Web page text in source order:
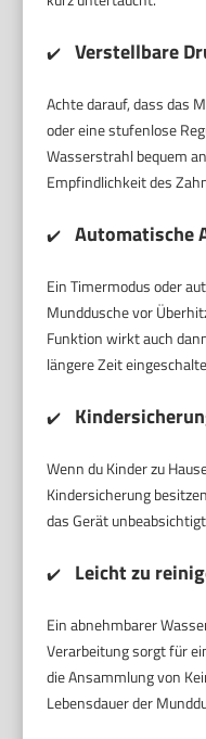
✔️ Verstellbare
Achte darauf, dass das
oder eine stufenlose
Wasserstrahl bequem
Empfindlichkeit des
✔️ Automatische
Ein Timermodus oder
Munddusche vor
Funktion wirkt auch
längere Zeit
✔️
Wenn du Kinder zu
Kindersicherung
das Gerät
✔️ Leicht zu
Ein abnehmbarer
Verarbeitung sorgt für
die Ansammlung von
Lebensdauer der